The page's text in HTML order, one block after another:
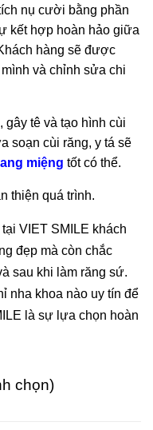
nụ cười bằng phần
kết hợp hoàn hảo giữa
hàng sẽ được
và chỉnh sửa chi
gây tê và tạo hình cùi
soạn cùi răng, y tá sẽ
miệng tốt có thể.
thiện quá trình.
VIET SMILE khách
đẹp mà còn chắc
sau khi làm răng sứ.
nha khoa nào uy tín để
là sự lựa chọn hoàn
chọn)